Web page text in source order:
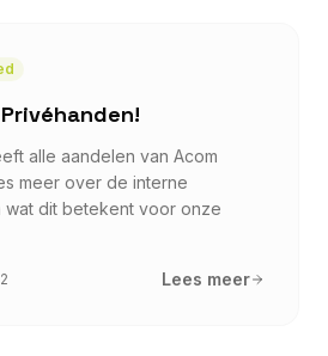
alle aandelen van Acom
meer over de interne
wat dit betekent voor onze
Lees meer